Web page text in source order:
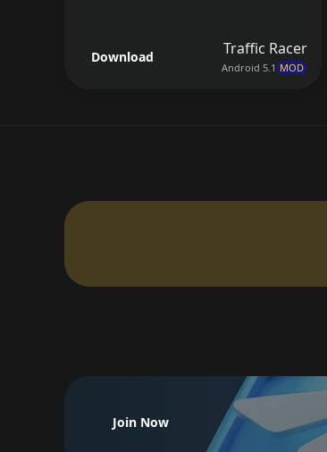
Traffic Racer
MOD
Android 5.1
Download
Join Now